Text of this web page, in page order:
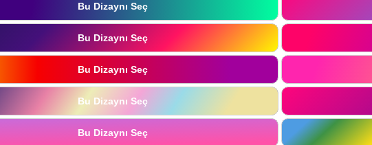
Bu Dizaynı Seç
Bu Dizaynı Seç
Bu Dizaynı Seç
Bu Dizaynı Seç
Bu Dizaynı Seç